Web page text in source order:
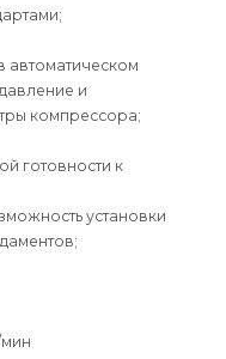
автоматическом
и
компрессора;
готовности к
установки
мин